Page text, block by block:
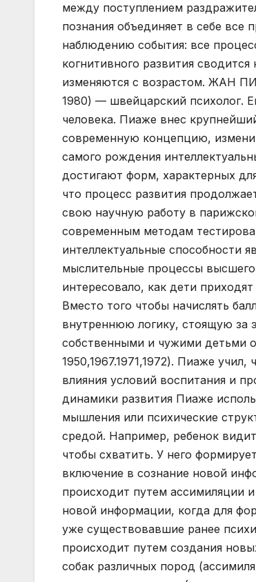
между поступлением
познания объединяет в себе
наблюдению события: все
когнитивного развития
изменяются с возрастом. ЖАН
1980) — швейцарский психолог.
человека. Пиаже внес
современную концепцию,
самого рождения
достигают форм, характерных
что процесс развития
свою научную работу в
современным методам
интеллектуальные способности
мыслительные процессы высшего
интересовало, как дети
Вместо того чтобы начислять
внутреннюю логику, стоящую за
собственными и чужими детьми
1950,1967.1971,1972). Пиаже
влияния условий воспитания и
динамики развития Пиаже
мышления или психические
средой. Например, ребенок
чтобы схватить. У него
включение в сознание новой
происходит путем ассимиляции
новой информации, когда для
уже существовавшие ранее
происходит путем создания
собак различных пород